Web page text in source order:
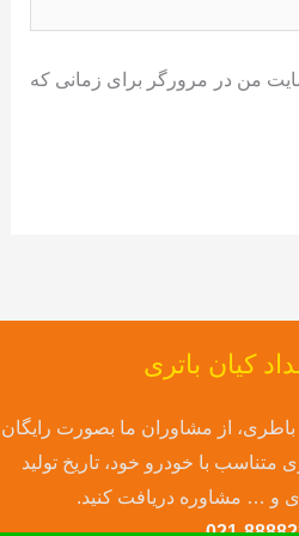
من در مرورگر برای زمانی که
کیان باتری
باطری، از مشاوران ما بصورت رایگان
متناسب با خودرو خود، تاریخ تولید
و … مشاوره دریافت کنید.